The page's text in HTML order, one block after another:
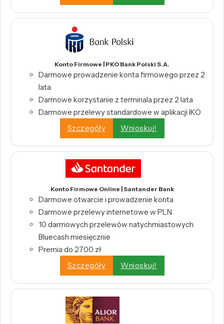
Konto Firmowe | PKO Bank Polski S.A.
Darmowe prowadzenie konta firmowego przez 2
lata
Darmowe korzystanie z terminala przez 2 lata
Darmowe przelewy standardowe w aplikacji IKO
Szczegóły
Wnioskuj!
Konto Firmowe Online | Santander Bank
Darmowe otwarcie i prowadzenie konta
Darmowe przelewy internetowe w PLN
10 darmowych przelewów natychmiastowych
Bluecash miesięcznie
Premia do 2700 zł
Szczegóły
Wnioskuj!